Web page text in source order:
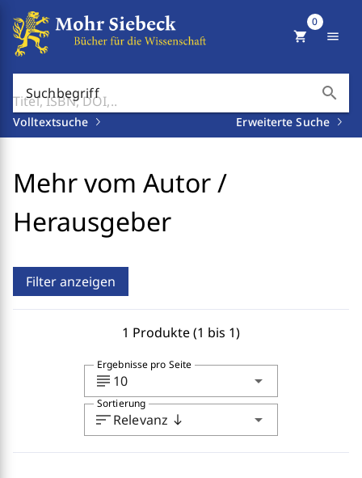
Suchbegriff search
Volltextsuche Erweiterte Suche
shopping_cart
0
menu
Mehr vom Autor /
Herausgeber
Filter anzeigen
1 Produkte (1 bis 1)
subject 10 arrow_drop_down
Ergebnisse pro Seite
sortRelevanz south arrow_drop_down
Sortierung